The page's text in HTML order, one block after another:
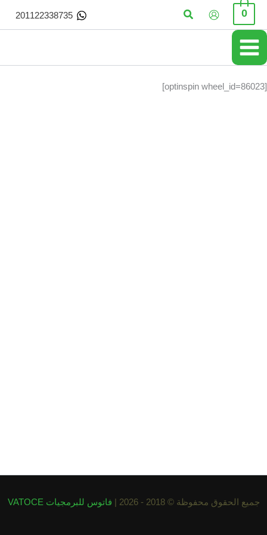
تخطي
المحتوى
0 البحث 201122338735
[optinspin wheel_id=86023]
جميع الحقوق محفوظة © 2018 - 2026 | فاتوس للبرمجيات VATOCE